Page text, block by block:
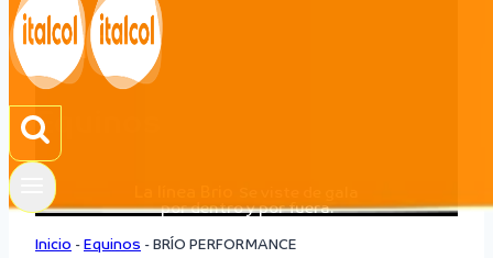
LÍNEA
Equinos
por dentro y por fuera.
Inicio - Equinos - BRÍO PERFORMANCE